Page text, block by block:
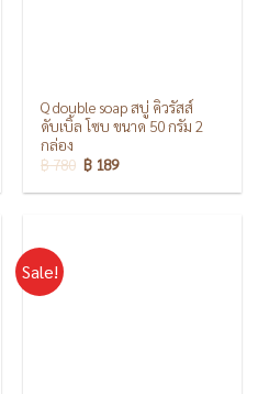
Q double soap สบู่ คิวรัสส์
ดับเบิ้ล โซบ ขนาด 50 กรัม 2
กล่อง
฿780 ฿ 189
Sale!